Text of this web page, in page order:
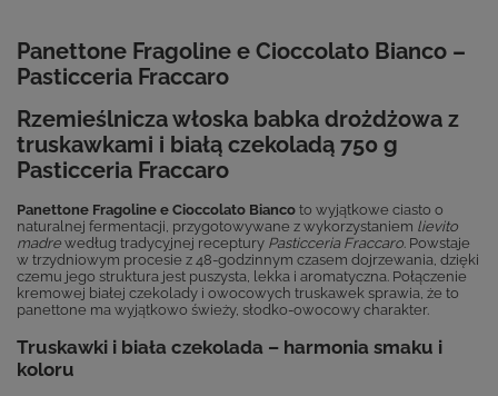
Panettone Fragoline e Cioccolato Bianco –
Pasticceria Fraccaro
Rzemieślnicza włoska babka drożdżowa z
truskawkami i białą czekoladą 750 g
Pasticceria Fraccaro
Panettone Fragoline e Cioccolato Bianco to wyjątkowe ciasto o
naturalnej fermentacji, przygotowywane z wykorzystaniem lievito
madre według tradycyjnej receptury Pasticceria Fraccaro . Powstaje
w trzydniowym procesie z 48-godzinnym czasem dojrzewania, dzięki
czemu jego struktura jest puszysta, lekka i aromatyczna. Połączenie
kremowej białej czekolady i owocowych truskawek sprawia, że to
panettone ma wyjątkowo świeży, słodko-owocowy charakter.
Truskawki i biała czekolada – harmonia smaku i
koloru